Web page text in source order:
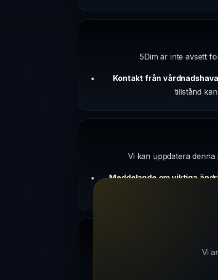
5Dim är inte avsett
Kontakt från
tillstånd
Vi kan uppdatera
Meddelande om viktiga
Om du har frågor om denna Vi